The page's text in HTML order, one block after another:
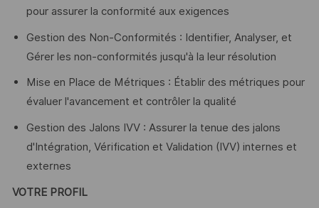
pour assurer la conformité aux exigences
Gestion des Non-Conformités : Identifier, Analyser, et
Gérer les non-conformités jusqu'à la leur résolution
Mise en Place de Métriques : Établir des métriques pour
évaluer l'avancement et contrôler la qualité
Gestion des Jalons IVV : Assurer la tenue des jalons
d'Intégration, Vérification et Validation (IVV) internes et
externes
VOTRE PROFIL